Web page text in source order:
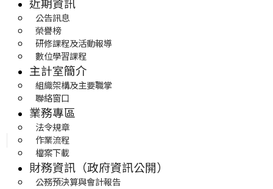
公告訊息
榮譽榜
研修課程及活動報導
數位學習課程
主計室簡介
組織架構及主要職掌
聯絡窗口
業務專區
法令規章
作業流程
檔案下載
財務資訊（政府資訊公開）
公務預決算與會計報告